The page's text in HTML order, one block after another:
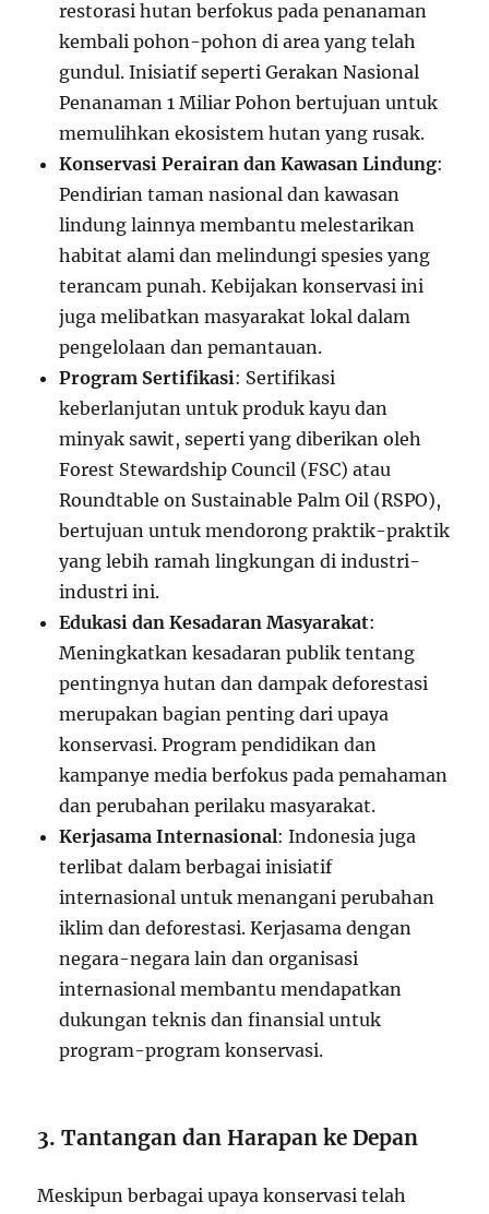
restorasi hutan berfokus pada penanaman
kembali pohon-pohon di area yang telah
gundul. Inisiatif seperti Gerakan Nasional
Penanaman 1 Miliar Pohon bertujuan untuk
memulihkan ekosistem hutan yang rusak.
Konservasi Perairan dan Kawasan Lindung:
Pendirian taman nasional dan kawasan
lindung lainnya membantu melestarikan
habitat alami dan melindungi spesies yang
terancam punah. Kebijakan konservasi ini
juga melibatkan masyarakat lokal dalam
pengelolaan dan pemantauan.
Program Sertifikasi: Sertifikasi
keberlanjutan untuk produk kayu dan
minyak sawit, seperti yang diberikan oleh
Forest Stewardship Council (FSC) atau
Roundtable on Sustainable Palm Oil (RSPO),
bertujuan untuk mendorong praktik-praktik
yang lebih ramah lingkungan di industri-
industri ini.
Edukasi dan Kesadaran Masyarakat:
Meningkatkan kesadaran publik tentang
pentingnya hutan dan dampak deforestasi
merupakan bagian penting dari upaya
konservasi. Program pendidikan dan
kampanye media berfokus pada pemahaman
dan perubahan perilaku masyarakat.
Kerjasama Internasional: Indonesia juga
terlibat dalam berbagai inisiatif
internasional untuk menangani perubahan
iklim dan deforestasi. Kerjasama dengan
negara-negara lain dan organisasi
internasional membantu mendapatkan
dukungan teknis dan finansial untuk
program-program konservasi.
3. Tantangan dan Harapan ke Depan
Meskipun berbagai upaya konservasi telah